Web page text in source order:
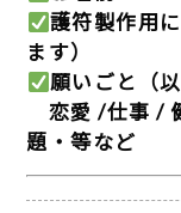
護符製作用
ます）
願いごと
（
恋愛 /仕事 /
題・等など